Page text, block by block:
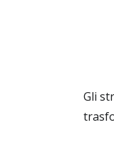
Gli